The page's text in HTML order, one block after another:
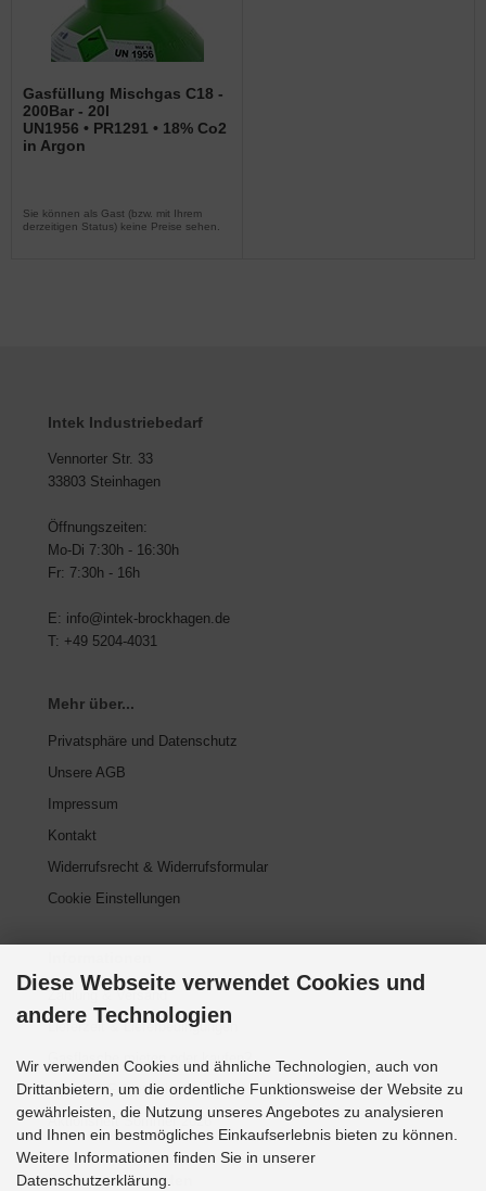
Gasfüllung Mischgas C18 -
200Bar - 20l
UN1956 • PR1291 • 18% Co2
in Argon
Sie können als Gast (bzw. mit Ihrem
derzeitigen Status) keine Preise sehen.
Intek Industriebedarf
Vennorter Str. 33
33803 Steinhagen
Öffnungszeiten:
Mo-Di 7:30h - 16:30h
Fr: 7:30h - 16h
E: info@intek-brockhagen.de
T: +49 5204-4031
Mehr über...
Privatsphäre und Datenschutz
Unsere AGB
Impressum
Kontakt
Widerrufsrecht & Widerrufsformular
Cookie Einstellungen
Zahlung & Versand
Lieferzeit & Lieferbedingungen
Gasflasche mieten oder kaufen?
Historie? Fehlanzeige!
Aktionsheft Sommer 2026
Zahlungsmethoden
Diese Webseite verwendet Cookies und
andere Technologien
Wir verwenden Cookies und ähnliche Technologien, auch von
Drittanbietern, um die ordentliche Funktionsweise der Website zu
gewährleisten, die Nutzung unseres Angebotes zu analysieren
und Ihnen ein bestmögliches Einkaufserlebnis bieten zu können.
Weitere Informationen finden Sie in unserer
Datenschutzerklärung.